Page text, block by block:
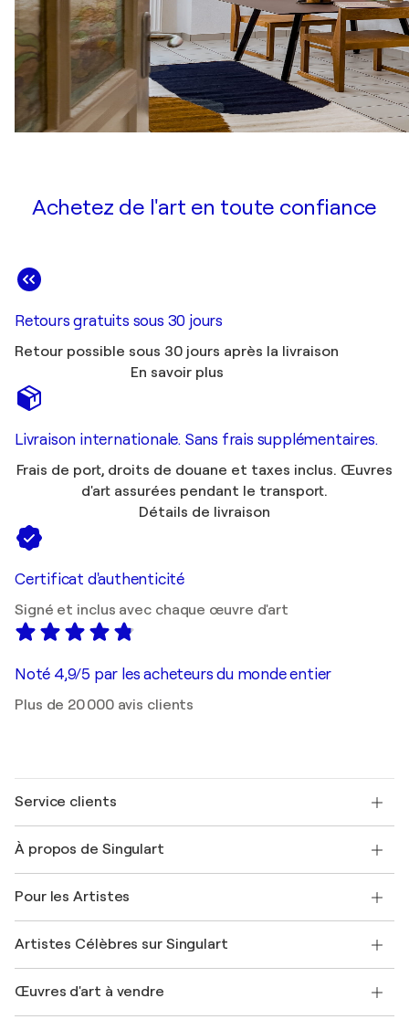
Achetez de l'art en toute confiance
Retours gratuits sous 30 jours
Retour possible sous 30 jours après la livraison
En savoir plus
Livraison internationale. Sans frais supplémentaires.
Frais de port, droits de douane et taxes inclus. Œuvres
d'art assurées pendant le transport.
Détails de livraison
Certificat d'authenticité
Signé et inclus avec chaque œuvre d'art
Noté 4,9/5 par les acheteurs du monde entier
Plus de 20 000 avis clients
Service clients
Expédition
Offrir une carte cadeau
Rejoignez notre programme commercial
Mon compte
+33 1 76 44 06 42
À propos de Singulart
FAQ
Magazine Singulart
Emplois
Découvrez une sélection d'art original
Pour les Artistes
Se connecter en tant qu'Artiste
Artistes Célèbres sur Singulart
Marc Chagall
Œuvres d'art à vendre